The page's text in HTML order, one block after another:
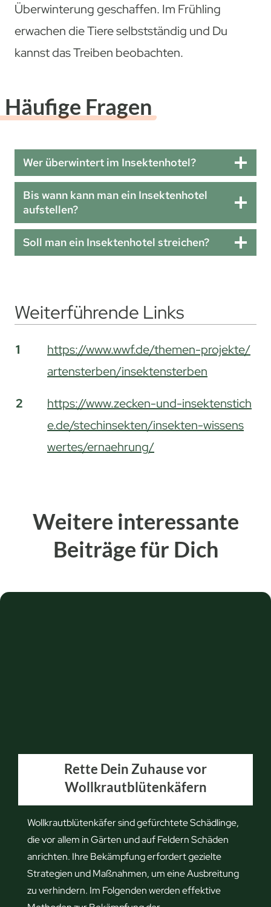
Überwinterung geschaffen. Im Frühling
erwachen die Tiere selbstständig und Du
kannst das Treiben beobachten.
Häufige Fragen
Wer überwintert im Insektenhotel?
Bis wann kann man ein Insektenhotel
aufstellen?
Soll man ein Insektenhotel streichen?
Weiterführende Links
Weiterführende Links
1
https://www.wwf.de/themen-projekte/
artensterben/insektensterben
2
https://www.zecken-und-insektenstich
e.de/stechinsekten/insekten-wissens
wertes/ernaehrung/
Weitere interessante
Beiträge für Dich
Rette Dein Zuhause vor
Wollkrautblütenkäfern
Wollkrautblütenkäfer sind gefürchtete Schädlinge,
die vor allem in Gärten und auf Feldern Schäden
anrichten. Ihre Bekämpfung erfordert gezielte
Strategien und Maßnahmen, um eine Ausbreitung
zu verhindern. Im Folgenden werden effektive